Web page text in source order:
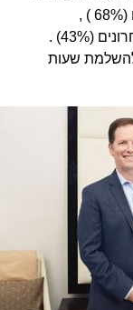
לרשותם בשנה האחרונה: הבריטים מובילים (68% ) ,
אמריקנים (52% ), והאוסטרלים מדורגים אחרונים (43%) .
שעות